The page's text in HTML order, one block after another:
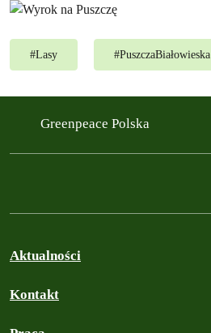
#Lasy #PuszczaBiałowieska
Greenpeace Polska
Aktualności
Kontakt